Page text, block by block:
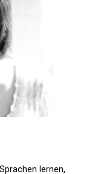
lernen,